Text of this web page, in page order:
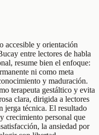
accesible y orientación
entre lectores de habla
resume bien el enfoque:
ni como meta
y maduración.
terapeuta gestáltico y evita
clara, dirigida a lectores
jerga técnica. El resultado
crecimiento personal que
la ansiedad por